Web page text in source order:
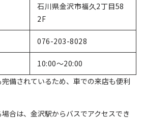
石川県金沢市福久2丁目58
2F
076-203-8028
10:00～20:00
備されているため、車での来店も便利
合は、金沢駅からバスでアクセスでき